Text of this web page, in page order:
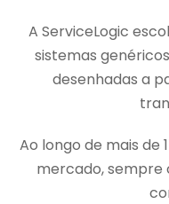
A ServiceLogic
sistemas
desenhadas a
Ao longo de mais de
mercado, sempre